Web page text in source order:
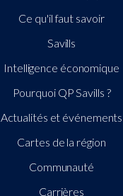
Ce qu'il faut savoir
Savills
Intelligence économique
Pourquoi QP Savills ?
Actualités et événements
Cartes de la région
Communauté
Carrières